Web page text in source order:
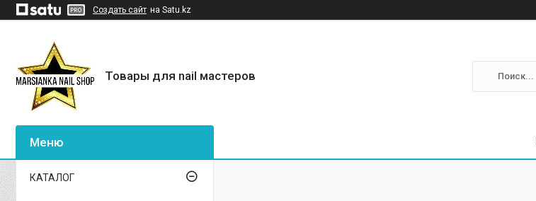
Создать сайт на Satu.kz
Товары для nail мастеров
КАТАЛОГ